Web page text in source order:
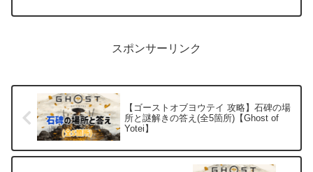
スポンサーリンク
【ゴーストオブヨウテイ 攻略】石碑の場
所と謎解きの答え(全5箇所)【Ghost of
Yotei】